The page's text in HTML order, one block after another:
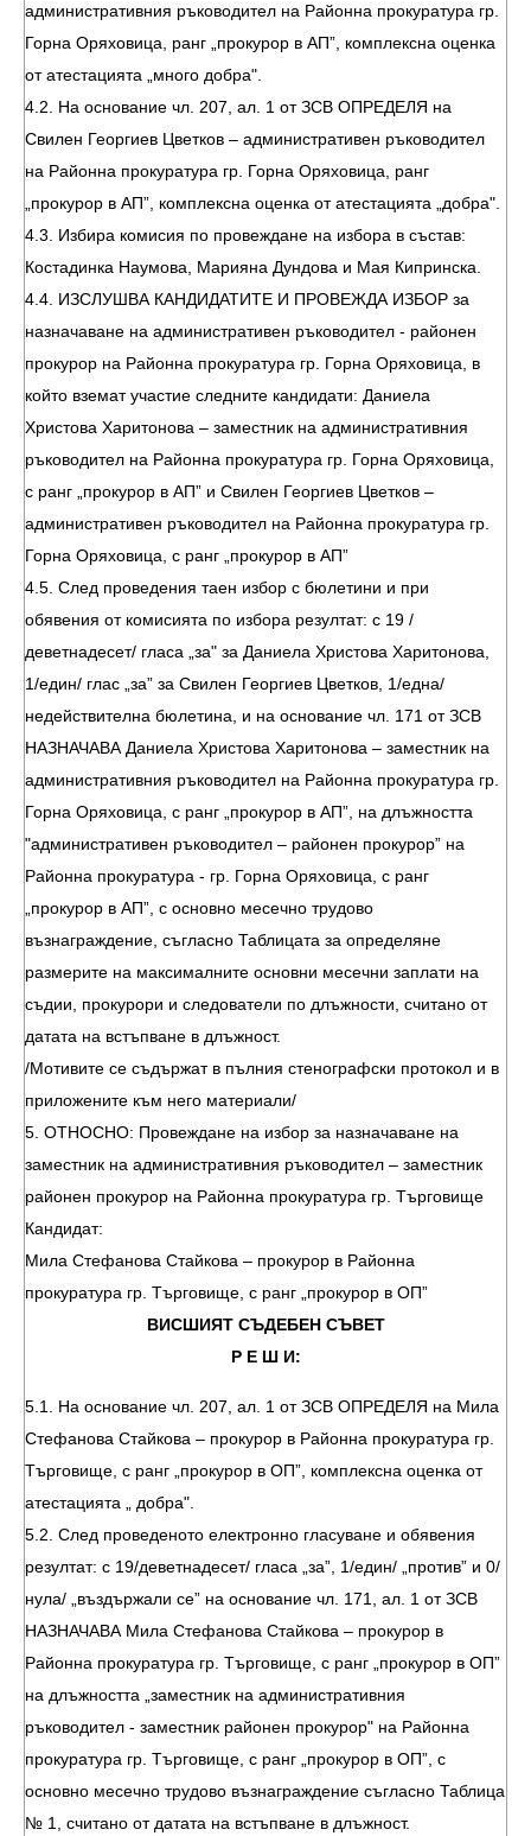
административния ръководител на Районна прокуратура гр.
Горна Оряховица, ранг „прокурор в АП”, комплексна оценка
от атестацията „много добра".
4.2. На основание чл. 207, ал. 1 от ЗСВ ОПРЕДЕЛЯ на
Свилен Георгиев Цветков – административен ръководител
на Районна прокуратура гр. Горна Оряховица, ранг
„прокурор в АП”, комплексна оценка от атестацията „добра".
4.3. Избира комисия по провеждане на избора в състав:
Костадинка Наумова, Марияна Дундова и Мая Кипринска.
4.4. ИЗСЛУШВА КАНДИДАТИТЕ И ПРОВЕЖДА ИЗБОР за
назначаване на административен ръководител - районен
прокурор на Районна прокуратура гр. Горна Оряховица, в
който вземат участие следните кандидати: Даниела
Христова Харитонова – заместник на административния
ръководител на Районна прокуратура гр. Горна Оряховица,
с ранг „прокурор в АП” и Свилен Георгиев Цветков –
административен ръководител на Районна прокуратура гр.
Горна Оряховица, с ранг „прокурор в АП”
4.5. След проведения таен избор с бюлетини и при
обявения от комисията по избора резултат: с 19 /
деветнадесет/ гласа „за" за Даниела Христова Харитонова,
1/един/ глас „за” за Свилен Георгиев Цветков, 1/една/
недействителна бюлетина, и на основание чл. 171 от ЗСВ
НАЗНАЧАВА Даниела Христова Харитонова – заместник на
административния ръководител на Районна прокуратура гр.
Горна Оряховица, с ранг „прокурор в АП”, на длъжността
"административен ръководител – районен прокурор” на
Районна прокуратура - гр. Горна Оряховица, с ранг
„прокурор в АП”, с основно месечно трудово
възнаграждение, съгласно Таблицата за определяне
размерите на максималните основни месечни заплати на
съдии, прокурори и следователи по длъжности, считано от
датата на встъпване в длъжност.
/Мотивите се съдържат в пълния стенографски протокол и в
приложените към него материали/
5. ОТНОСНО: Провеждане на избор за назначаване на
заместник на административния ръководител – заместник
районен прокурор на Районна прокуратура гр. Търговище
Кандидат:
Мила Стефанова Стайкова – прокурор в Районна
прокуратура гр. Търговище, с ранг „прокурор в ОП”
ВИСШИЯТ СЪДЕБЕН СЪВЕТ
Р Е Ш И:
5.1. На основание чл. 207, ал. 1 от ЗСВ ОПРЕДЕЛЯ на Мила
Стефанова Стайкова – прокурор в Районна прокуратура гр.
Търговище, с ранг „прокурор в ОП”, комплексна оценка от
атестацията „ добра".
5.2. След проведеното електронно гласуване и обявения
резултат: с 19/деветнадесет/ гласа „за”, 1/един/ „против” и 0/
нула/ „въздържали се” на основание чл. 171, ал. 1 от ЗСВ
НАЗНАЧАВА Мила Стефанова Стайкова – прокурор в
Районна прокуратура гр. Търговище, с ранг „прокурор в ОП”
на длъжността „заместник на административния
ръководител - заместник районен прокурор" на Районна
прокуратура гр. Търговище, с ранг „прокурор в ОП”, с
основно месечно трудово възнаграждение съгласно Таблица
№ 1, считано от датата на встъпване в длъжност.